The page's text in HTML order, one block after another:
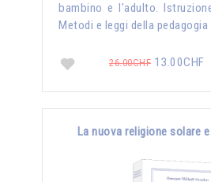
bambino e l'adulto.
Metodi e leggi della
26.00CHF 13.00CHF
La nuova religione solare